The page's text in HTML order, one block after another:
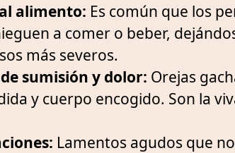
alimento: Es común que los
a comer o beber,
más severos.
sumisión y dolor: Orejas
y cuerpo encogido. Son la
Lamentos agudos que